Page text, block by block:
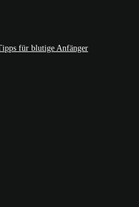
für blutige Anfänger